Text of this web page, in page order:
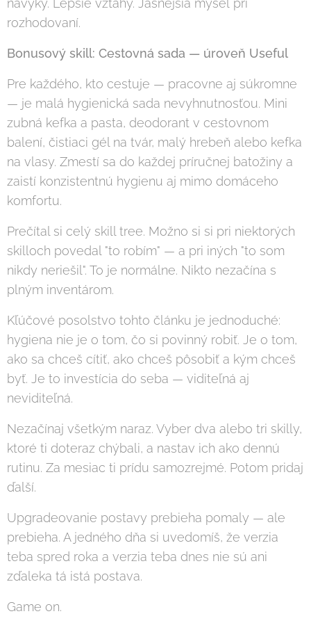
rozhodovaní.
Bonusový skill: Cestovná sada — úroveň Useful
Pre každého, kto cestuje — pracovne aj súkromne
— je malá hygienická sada nevyhnutnosťou. Mini
zubná kefka a pasta, deodorant v cestovnom
balení, čistiaci gél na tvár, malý hrebeň alebo kefka
na vlasy. Zmestí sa do každej príručnej batožiny a
zaistí konzistentnú hygienu aj mimo domáceho
komfortu.
Prečítal si celý skill tree. Možno si si pri niektorých
skilloch povedal "to robím" — a pri iných "to som
nikdy neriešil". To je normálne. Nikto nezačína s
plným inventárom.
Kľúčové posolstvo tohto článku je jednoduché:
hygiena nie je o tom, čo si povinný robiť. Je o tom,
ako sa chceš cítiť, ako chceš pôsobiť a kým chceš
byť. Je to investícia do seba — viditeľná aj
neviditeľná.
Nezačínaj všetkým naraz. Vyber dva alebo tri skilly,
ktoré ti doteraz chýbali, a nastav ich ako dennú
rutinu. Za mesiac ti prídu samozrejmé. Potom pridaj
ďalší.
Upgradeovanie postavy prebieha pomaly — ale
prebieha. A jedného dňa si uvedomíš, že verzia
teba spred roka a verzia teba dnes nie sú ani
zďaleka tá istá postava.
Game on.